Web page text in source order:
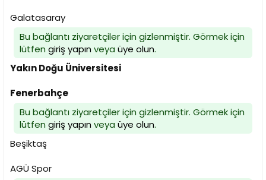
Galatasaray
Bu bağlantı ziyaretçiler için gizlenmiştir. Görmek için
lütfen giriş yapınveya üye olun.
Yakın Doğu Üniversitesi
Fenerbahçe
Bu bağlantı ziyaretçiler için gizlenmiştir. Görmek için
lütfen giriş yapınveya üye olun.
Beşiktaş
AGÜ Spor